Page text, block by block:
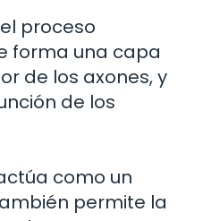
proceso
forma una capa
de los axones, y
de los
como un
permite la